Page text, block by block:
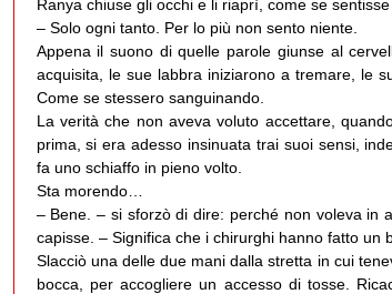
Ranya chiuse gli occhi e li riaprì, come se
– Solo ogni tanto. Per lo più non sento niente.
Appena il suono di quelle parole giunse al
acquisita, le sue labbra iniziarono a tremare, le
Come se stessero sanguinando.
La verità che non aveva voluto accettare,
prima, si era adesso insinuata trai suoi sensi,
fa uno schiaffo in pieno volto.
Sta morendo…
– Bene. – si sforzò di dire: perché non voleva in
capisse. – Significa che i chirurghi hanno fatto un
Slacciò una delle due mani dalla stretta in cui
bocca, per accogliere un accesso di tosse.